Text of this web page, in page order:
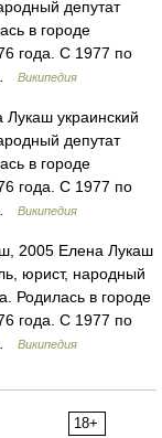
депутат
в городе
года. С 1977 по
Википедия
украинский
депутат
в городе
года. С 1977 по
Википедия
2005 Елена Лукаш
юрист, народный
Родилась в городе
года. С 1977 по
Википедия
18+